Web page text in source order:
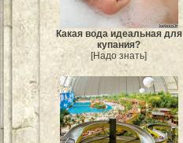
Какая вода идеальная для
купания?
[Надо знать]